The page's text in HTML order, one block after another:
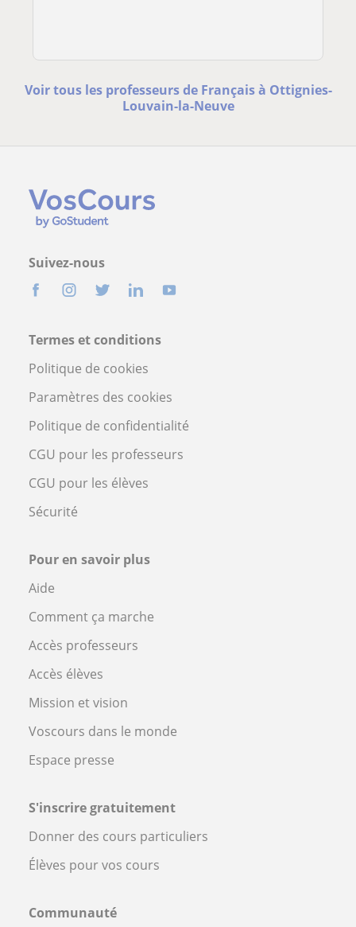
Voir tous les professeurs de Français à Ottignies-
Louvain-la-Neuve
Suivez-nous
Termes et conditions
Politique de cookies
Paramètres des cookies
Politique de confidentialité
CGU pour les professeurs
CGU pour les élèves
Sécurité
Pour en savoir plus
Aide
Comment ça marche
Accès professeurs
Accès élèves
Mission et vision
Voscours dans le monde
Espace presse
S'inscrire gratuitement
Donner des cours particuliers
Élèves pour vos cours
Communauté